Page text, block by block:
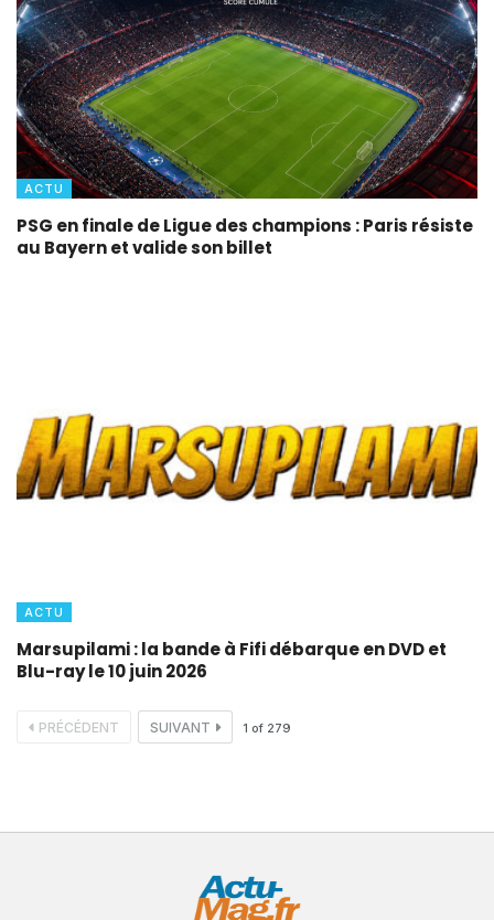
ACTU
PSG en finale de Ligue des champions : Paris résiste
au Bayern et valide son billet
ACTU
Marsupilami : la bande à Fifi débarque en DVD et
Blu-ray le 10 juin 2026
PRÉCÉDENT SUIVANT 1 of 279